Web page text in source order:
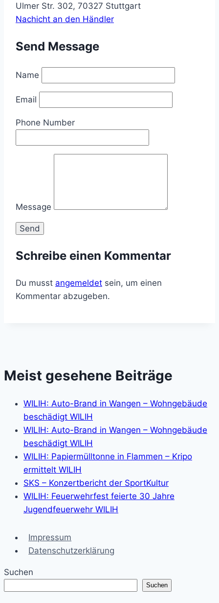
Ulmer Str. 302, 70327 Stuttgart
Nachicht an den Händler
Send Message
Name
Email
Phone Number
Message
Schreibe einen Kommentar
Du musst angemeldet sein, um einen
Kommentar abzugeben.
Meist gesehene Beiträge
WILIH: Auto-Brand in Wangen – Wohngebäude
beschädigt WILIH
WILIH: Auto-Brand in Wangen – Wohngebäude
beschädigt WILIH
WILIH: Papiermülltonne in Flammen – Kripo
ermittelt WILIH
SKS – Konzertbericht der SportKultur
WILIH: Feuerwehrfest feierte 30 Jahre
Jugendfeuerwehr WILIH
Impressum
Datenschutzerklärung
Suchen
Suchen